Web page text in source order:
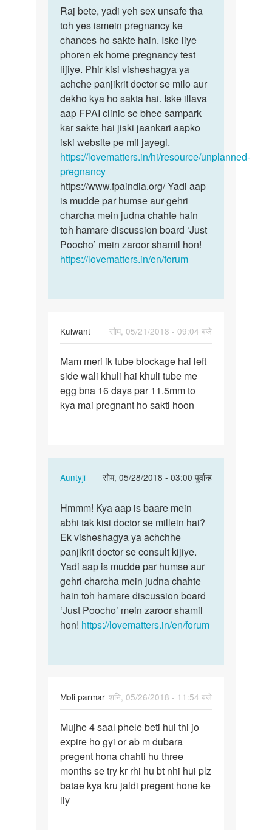
to
Kya
date
ke
ek
din
pahle
sex…
by
Raj
Raj
bete,
yadi
yeh
sex…
Raj bete, yadi yeh sex unsafe tha
toh yes ismein pregnancy ke
chances ho sakte hain. Iske liye
phoren ek home pregnancy test
lijiye. Phir kisi visheshagya ya
achche panjikrit doctor se milo aur
dekho kya ho sakta hai. Iske illava
aap FPAI clinic se bhee sampark
kar sakte hai jiski jaankari aapko
iski website pe mil jayegi.
https://lovematters.in/hi/resource/unplanned-
pregnancy
https://www.fpaindia.org/ Yadi aap
is mudde par humse aur gehri
charcha mein judna chahte hain
toh hamare discussion board ‘Just
Poocho’ mein zaroor shamil hon!
https://lovematters.in/en/forum
Kulwant
सोम, 05/21/2018 - 09:04 बजे
Mam
meri
ik
tube
Mam meri ik tube blockage hai left
side wali khuli hai khuli tube me
egg bna 16 days par 11.5mm to
kya mai pregnant ho sakti hoon
Auntyji
सोम, 05/28/2018 - 03:00 पूर्वान्ह
In
to
Mam
meri
ik
tube
blockage…
by
Kulwant
Hmmm!
Kya
aap
is
baare
mein…
Hmmm! Kya aap is baare mein
abhi tak kisi doctor se millein hai?
Ek visheshagya ya achchhe
panjikrit doctor se consult kijiye.
Yadi aap is mudde par humse aur
gehri charcha mein judna chahte
hain toh hamare discussion board
‘Just Poocho’ mein zaroor shamil
hon! https://lovematters.in/en/forum
Moli parmar शनि, 05/26/2018 - 11:54 बजे
Mujhe
4
saal
phele
beti
hui…
Mujhe 4 saal phele beti hui thi jo
expire ho gyi or ab m dubara
pregent hona chahti hu three
months se try kr rhi hu bt nhi hui plz
batae kya kru jaldi pregent hone ke
liy